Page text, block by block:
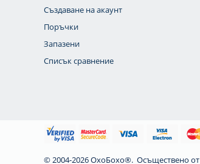
Създаване на акаунт
Поръчки
Запазени
Списък сравнение
© 2004-2026 ОхоБохо®. Осъществено от